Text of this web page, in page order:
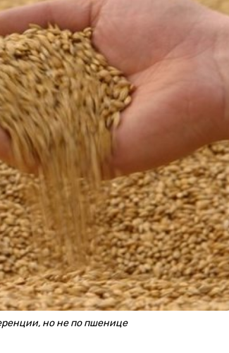
но не по пшенице